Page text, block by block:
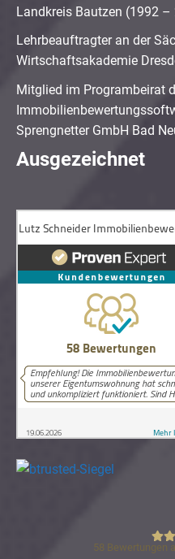
Landkreis Bautzen (1992 –
Lehrbeauftragter an der
Wirtschaftsakademie
Mitglied im Programbeirat
Sprengnetter GmbH Bad
Ausgezeichnet
58 Bewertungen